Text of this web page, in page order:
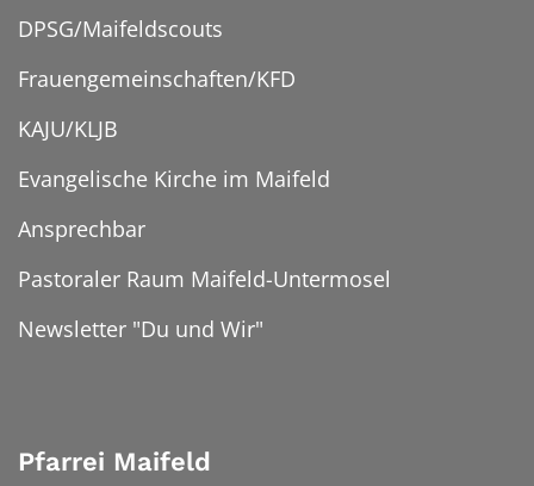
DPSG/Maifeldscouts
Frauengemeinschaften/KFD
KAJU/KLJB
Evangelische Kirche im Maifeld
Ansprechbar
Pastoraler Raum Maifeld-Untermosel
Newsletter "Du und Wir"
Pfarrei Maifeld